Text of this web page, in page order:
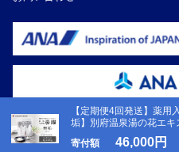
【定期便4回発送】薬用
垢】別府温泉湯の花エキ
寄付額
46,000円
Copyright